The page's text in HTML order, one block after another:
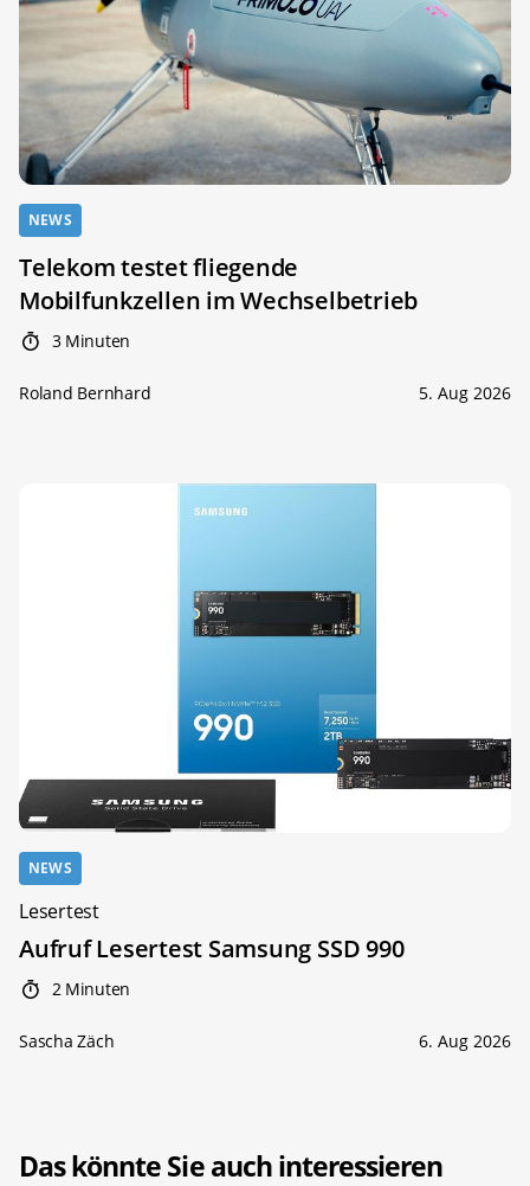
NEWS
Telekom testet fliegende
Mobilfunkzellen im Wechselbetrieb
3 Minuten
Roland Bernhard 5. Aug 2026
NEWS
Lesertest
Aufruf Lesertest Samsung SSD 990
2 Minuten
Sascha Zäch 6. Aug 2026
Das könnte Sie auch interessieren